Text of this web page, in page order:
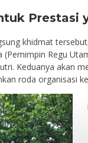
Prestasi
khidmat
(Pemimpin Regu
Keduanya akan
roda organisasi